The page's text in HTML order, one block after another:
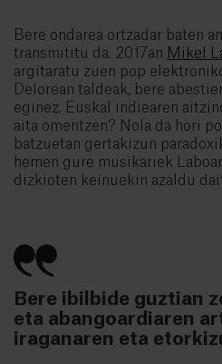
Bere ondarea ortzadar baten
transmititu da. 2017an Mikel
argitaratu zuen pop
Delorean taldeak, bere
eginez. Euskal indiearen
aita omentzen? Nola da hori
batzuetan gertakizun
hemen gure musikariek
dizkioten keinuekin azaldu
Bere ibilbide guztian
eta abangoardiaren
iraganaren eta